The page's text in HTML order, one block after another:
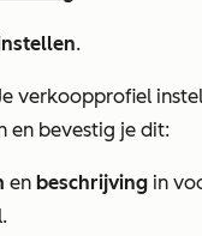
.
verkoopprofiel
en bevestig je dit:
en beschrijving in